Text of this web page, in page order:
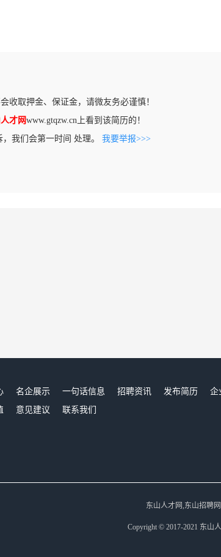
收取押金、保证金，请微友务必谨慎！
才网www.gtqzw.cn上看到该简历的！
我们会第一时间 处理。 我要举报>>>
名企展示 一句话信息 招聘资讯 发布简历 企
意见建议 联系我们
东山人才网,东山招聘
Copyright © 2017-2021 东山